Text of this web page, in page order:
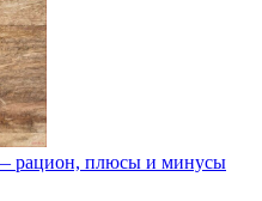
рацион, плюсы и минусы